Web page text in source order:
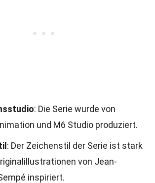
: Die Serie wurde von
und M6 Studio produziert.
: Der Zeichenstil der Serie ist stark
von Jean-
inspiriert.